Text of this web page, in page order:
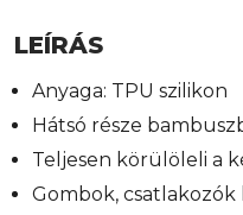
LEÍRÁS
Anyaga: TPU szilikon
Hátsó része
Teljesen körülöleli a
Gombok,